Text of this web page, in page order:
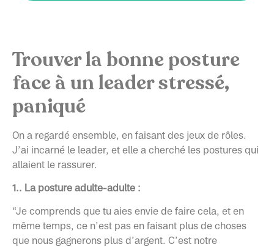
Trouver la bonne posture
face à un leader stressé,
paniqué
On a regardé ensemble, en faisant des jeux de rôles.
J’ai incarné le leader, et elle a cherché les postures qui
allaient le rassurer.
1.. La posture adulte-adulte :
“Je comprends que tu aies envie de faire cela, et en
même temps, ce n’est pas en faisant plus de choses
que nous gagnerons plus d’argent. C’est notre